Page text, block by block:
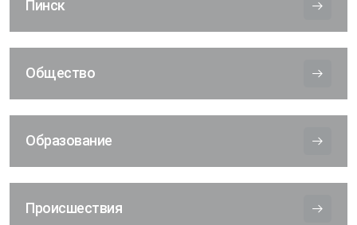
Пинск
Общество
Образование
Происшествия